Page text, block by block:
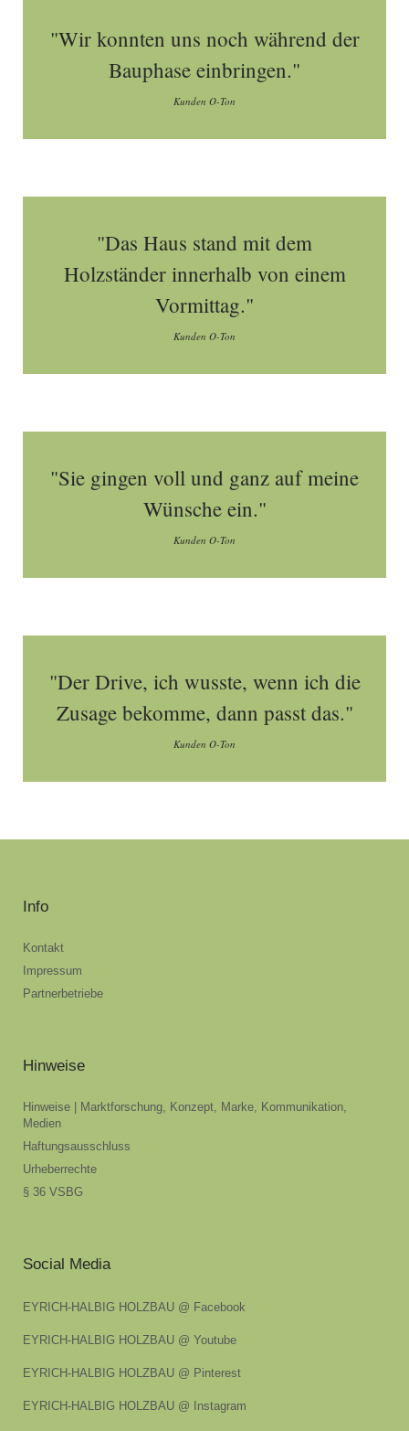
"Wir konnten uns noch während der
Bauphase einbringen."
Kunden O-Ton
"Das Haus stand mit dem
Holzständer innerhalb von einem
Vormittag."
Kunden O-Ton
"Sie gingen voll und ganz auf meine
Wünsche ein."
Kunden O-Ton
"Der Drive, ich wusste, wenn ich die
Zusage bekomme, dann passt das."
Kunden O-Ton
Info
Kontakt
Impressum
Partnerbetriebe
Hinweise
Hinweise | Marktforschung, Konzept, Marke, Kommunikation,
Medien
Haftungsausschluss
Urheberrechte
§ 36 VSBG
Social Media
EYRICH-HALBIG HOLZBAU @ Facebook
EYRICH-HALBIG HOLZBAU @ Youtube
EYRICH-HALBIG HOLZBAU @ Pinterest
EYRICH-HALBIG HOLZBAU @ Instagram